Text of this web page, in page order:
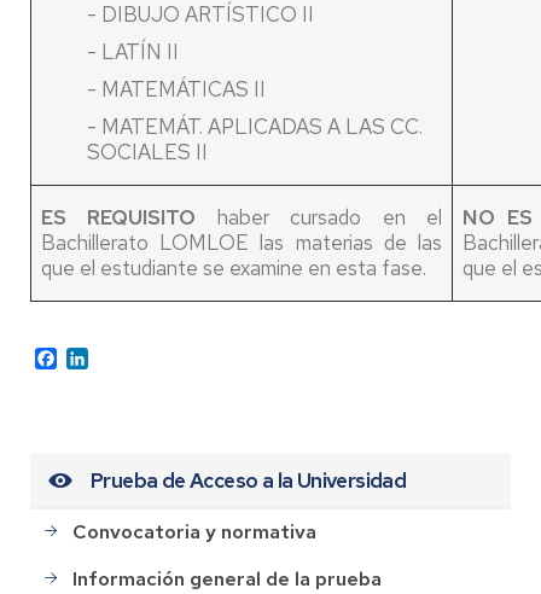
- DIBUJO ARTÍSTICO II
- LATÍN II
- MATEMÁTICAS II
- MATEMÁT. APLICADAS A LAS CC.
SOCIALES II
ES REQUISITO haber cursado en el
Bachillerato LOMLOE las materias de las
que el estudiante se examine en esta fase.
NO ES
que el
Facebook
Prueba de Acceso a la Universidad
Convocatoria y normativa
Información general de la prueba